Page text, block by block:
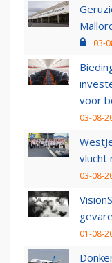
03-
voor
03-08-
vlucht
03-08-
01-08-